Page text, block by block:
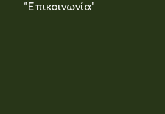
“Επικοινωνία”